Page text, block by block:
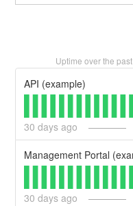
Uptime over the past
API (example)
30 days ago
30 days ago